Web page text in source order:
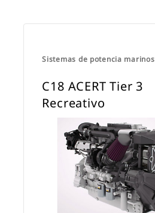
Sistemas de potencia marinos
C18 ACERT Tier 3
Recreativo